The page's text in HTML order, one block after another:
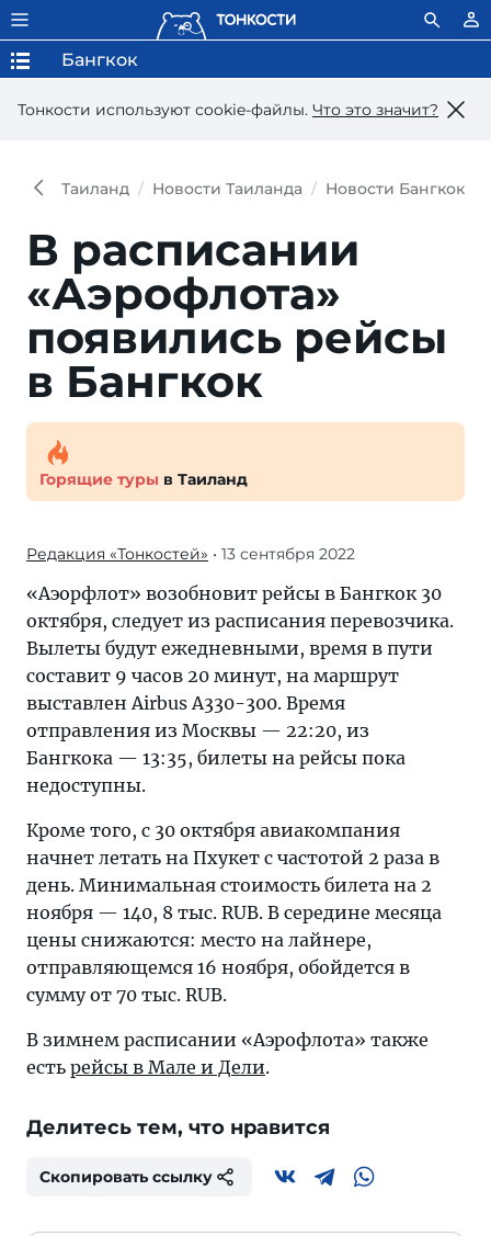
Тонкости используют сookie-файлы. Что это значит?
Бангкок
Таиланд Новости Таиланда Новости Бангкока
В расписании
«Аэрофлота»
появились рейсы
в Бангкок
Горящие туры в Таиланд
Редакция «Тонкостей» • 13 сентября 2022
«Аэорфлот» возобновит рейсы в Бангкок 30
октября, следует из расписания перевозчика.
Вылеты будут ежедневными, время в пути
составит 9 часов 20 минут, на маршрут
выставлен Airbus A330-300. Время
отправления из Москвы — 22:20, из
Бангкока — 13:35, билеты на рейсы пока
недоступны.
Кроме того, с 30 октября авиакомпания
начнет летать на Пхукет с частотой 2 раза в
день. Минимальная стоимость билета на 2
ноября — 140, 8 тыс. RUB. В середине месяца
цены снижаются: место на лайнере,
отправляющемся 16 ноября, обойдется в
сумму от 70 тыс. RUB.
В зимнем расписании «Аэрофлота» также
есть рейсы в Мале и Дели.
Делитесь тем, что нравится
Скопировать ссылку